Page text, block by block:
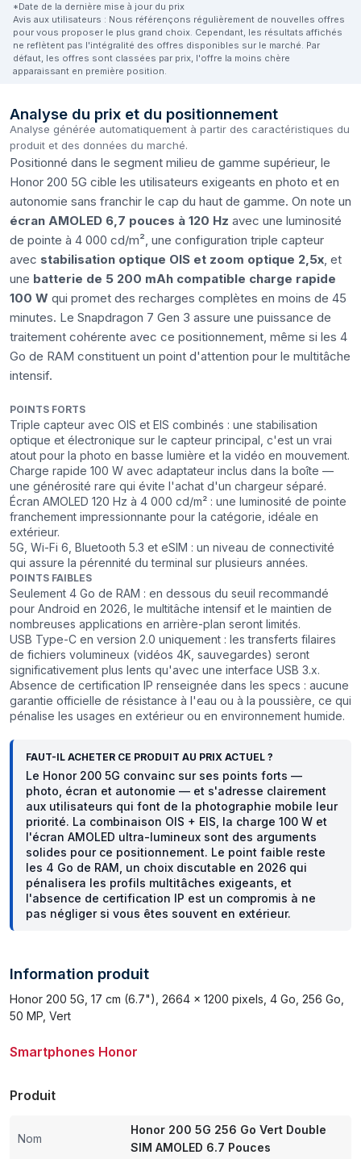
*Date de la dernière mise à jour du prix
Avis aux utilisateurs : Nous référençons régulièrement de nouvelles offres
pour vous proposer le plus grand choix. Cependant, les résultats affichés
ne reflètent pas l'intégralité des offres disponibles sur le marché. Par
défaut, les offres sont classées par prix, l'offre la moins chère
apparaissant en première position.
Analyse du prix et du positionnement
Analyse générée automatiquement à partir des caractéristiques du
produit et des données du marché.
Positionné dans le segment milieu de gamme supérieur, le
Honor 200 5G cible les utilisateurs exigeants en photo et en
autonomie sans franchir le cap du haut de gamme. On note un
écran AMOLED 6,7 pouces à 120 Hz avec une luminosité
de pointe à 4 000 cd/m², une configuration triple capteur
avec stabilisation optique OIS et zoom optique 2,5x, et
une batterie de 5 200 mAh compatible charge rapide
100 W qui promet des recharges complètes en moins de 45
minutes. Le Snapdragon 7 Gen 3 assure une puissance de
traitement cohérente avec ce positionnement, même si les 4
Go de RAM constituent un point d'attention pour le multitâche
intensif.
POINTS FORTS
Triple capteur avec OIS et EIS combinés : une stabilisation
optique et électronique sur le capteur principal, c'est un vrai
atout pour la photo en basse lumière et la vidéo en mouvement.
Charge rapide 100 W avec adaptateur inclus dans la boîte —
une générosité rare qui évite l'achat d'un chargeur séparé.
Écran AMOLED 120 Hz à 4 000 cd/m² : une luminosité de pointe
franchement impressionnante pour la catégorie, idéale en
extérieur.
5G, Wi-Fi 6, Bluetooth 5.3 et eSIM : un niveau de connectivité
qui assure la pérennité du terminal sur plusieurs années.
POINTS FAIBLES
Seulement 4 Go de RAM : en dessous du seuil recommandé
pour Android en 2026, le multitâche intensif et le maintien de
nombreuses applications en arrière-plan seront limités.
USB Type-C en version 2.0 uniquement : les transferts filaires
de fichiers volumineux (vidéos 4K, sauvegardes) seront
significativement plus lents qu'avec une interface USB 3.x.
Absence de certification IP renseignée dans les specs : aucune
garantie officielle de résistance à l'eau ou à la poussière, ce qui
pénalise les usages en extérieur ou en environnement humide.
FAUT-IL ACHETER CE PRODUIT AU PRIX ACTUEL ?
Le Honor 200 5G convainc sur ses points forts —
photo, écran et autonomie — et s'adresse clairement
aux utilisateurs qui font de la photographie mobile leur
priorité. La combinaison OIS + EIS, la charge 100 W et
l'écran AMOLED ultra-lumineux sont des arguments
solides pour ce positionnement. Le point faible reste
les 4 Go de RAM, un choix discutable en 2026 qui
pénalisera les profils multitâches exigeants, et
l'absence de certification IP est un compromis à ne
pas négliger si vous êtes souvent en extérieur.
Information produit
Honor 200 5G, 17 cm (6.7"), 2664 x 1200 pixels, 4 Go, 256 Go,
50 MP, Vert
Smartphones Honor
Produit
Nom
Honor 200 5G 256 Go Vert Double
SIM AMOLED 6.7 Pouces